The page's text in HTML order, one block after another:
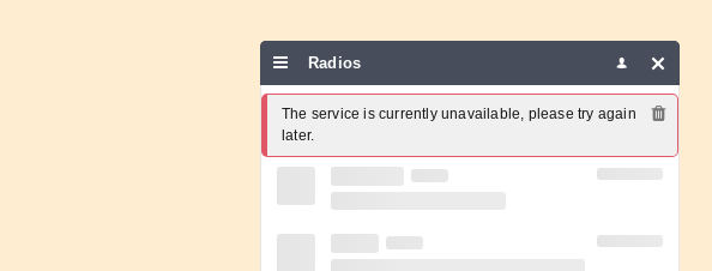
Radios
The service is currently unavailable, please try again
later.